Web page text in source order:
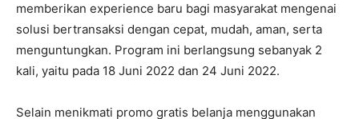
memberikan experience baru bagi masyarakat mengenai
solusi bertransaksi dengan cepat, mudah, aman, serta
menguntungkan. Program ini berlangsung sebanyak 2
kali, yaitu pada 18 Juni 2022 dan 24 Juni 2022.
Selain menikmati promo gratis belanja menggunakan